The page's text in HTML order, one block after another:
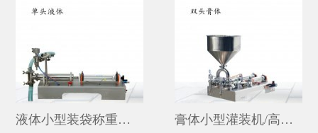
液体小型装袋称重灌装机价格 膏体小型灌装机/高粘度小型双头灌装机价格